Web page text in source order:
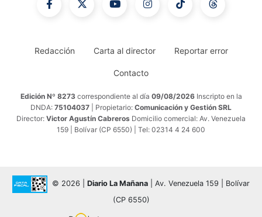
Redacción Carta al director Reportar error
Contacto
Edición Nº 8273 correspondiente al día 09/08/2026 Inscripto en la
DNDA: 75104037 | Propietario: Comunicación y Gestión SRL
Director: Victor Agustín Cabreros Domicilio comercial: Av. Venezuela
159 | Bolívar (CP 6550) | Tel: 02314 4 24 600
© 2026 | Diario La Mañana | Av. Venezuela 159 | Bolívar
(CP 6550)